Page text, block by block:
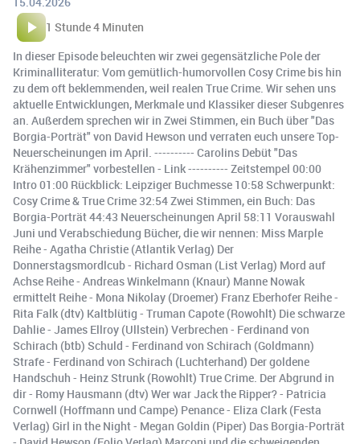
1 Stunde 4 Minuten
In dieser Episode beleuchten wir zwei gegensätzliche Pole der
Kriminalliteratur: Vom gemütlich-humorvollen Cosy Crime bis hin
zu dem oft beklemmenden, weil realen True Crime. Wir sehen uns
aktuelle Entwicklungen, Merkmale und Klassiker dieser Subgenres
an. Außerdem sprechen wir in Zwei Stimmen, ein Buch über "Das
Borgia-Porträt" von David Hewson und verraten euch unsere Top-
Neuerscheinungen im April. ---------- Carolins Debüt "Das
Krähenzimmer" vorbestellen - Link ---------- Zeitstempel 00:00
Intro 01:00 Rückblick: Leipziger Buchmesse 10:58 Schwerpunkt:
Cosy Crime & True Crime 32:54 Zwei Stimmen, ein Buch: Das
Borgia-Porträt 44:43 Neuerscheinungen April 58:11 Vorauswahl
Juni und Verabschiedung Bücher, die wir nennen: Miss Marple
Reihe - Agatha Christie (Atlantik Verlag) Der
Donnerstagsmordlcub - Richard Osman (List Verlag) Mord auf
Achse Reihe - Andreas Winkelmann (Knaur) Manne Nowak
ermittelt Reihe - Mona Nikolay (Droemer) Franz Eberhofer Reihe -
Rita Falk (dtv) Kaltblütig - Truman Capote (Rowohlt) Die schwarze
Dahlie - James Ellroy (Ullstein) Verbrechen - Ferdinand von
Schirach (btb) Schuld - Ferdinand von Schirach (Goldmann)
Strafe - Ferdinand von Schirach (Luchterhand) Der goldene
Handschuh - Heinz Strunk (Rowohlt) True Crime. Der Abgrund in
dir - Romy Hausmann (dtv) Wer war Jack the Ripper? - Patricia
Cornwell (Hoffmann und Campe) Penance - Eliza Clark (Festa
Verlag) Girl in the Night - Megan Goldin (Piper) Das Borgia-Porträt